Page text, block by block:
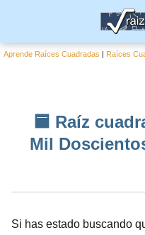
Aprende Raíces Cuadradas | Raíces
🟦 Raíz
Mil
Si has estado buscando